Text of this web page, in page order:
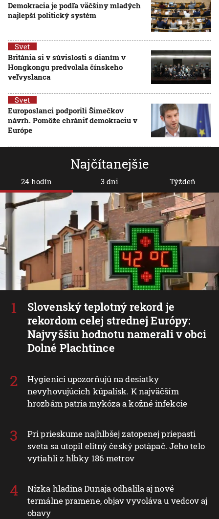
Demokracia je podľa väčšiny mladých
najlepší politický systém
Svet
Británia si v súvislosti s dianím v
Hongkongu predvolala čínskeho
veľvyslanca
Svet
Europoslanci podporili Šimečkov
návrh. Pomôže chrániť demokraciu v
Európe
Najčítanejšie
24 hodín
Slovenský teplotný rekord je
rekordom celej strednej Európy:
Najvyššiu hodnotu namerali v obci
Dolné Plachtince
Hygienici upozorňujú na desiatky
nevyhovujúcich kúpalísk. K najväčším
hrozbám patria mykóza a kožné infekcie
Pri prieskume najhlbšej zatopenej priepasti
sveta sa utopil elitný český potápač. Jeho telo
vytiahli z hĺbky 186 metrov
Nízka hladina Dunaja odhalila aj nové
termálne pramene, objav vyvoláva u vedcov aj
obavy
3 dni Týždeň